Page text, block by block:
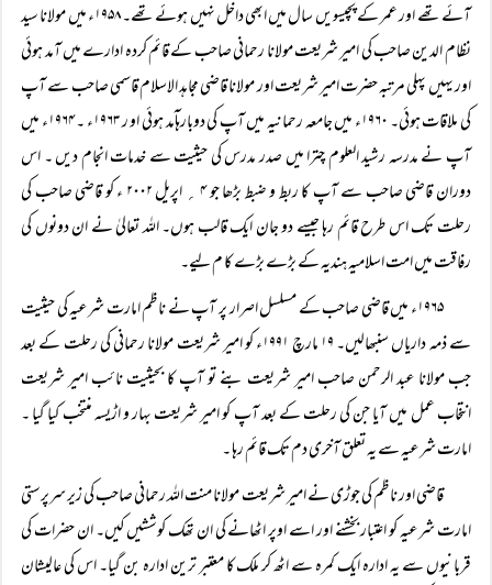
آئے تھے اور عمر کے پچیسویں سال میں ابھی داخل نہیں ہوئے تھے۔ ۱۹۵۸ء میں مولانا سید
نظام الدین صاحب کی امیر شریعت مولانا رحمانی صاحب کے قائم کردہ ادارے میں آمد ہوئی
اور یہیں پہلی مرتبہ حضرت امیر شریعت اور مولانا قاضی مجاہد الاسلام قاسمی صاحب سے آپ
کی ملاقات ہوئی۔ ۱۹۶۰ء میں جامعہ رحمانیہ میں آپ کی دوبارہآمد ہوئی او ر ۱۹۶۳ء ۔ ۱۹۶۴ء میں
آپ نے مدرسہ رشید العلوم چترا میں صدر مدرس کی حیثیت سے خدمات انجام دیں ۔ اس
دوران قاضی صاحب سے آپ کا ربط و ضبط بڑھا جو ۴ ؍ اپریل ۲۰۰۲ ء کو قاضی صاحب کی
رحلت تک اس طرح قائم رہا جیسے دو جان ایک قالب ہوں۔ اللہ تعالیٰ نے ان دونوں کی
رفاقت میں امت اسلامیہ ہندیہ کے بڑے بڑے کا م لیے۔
۱۹۶۵ء میں قاضی صاحب کے مسلسل اصرار پر آپ نے ناظم امارت شرعیہ کی حیثیت
سے ذمہ داریاں سنبھالیں۔ ۱۹ مارچ ۱۹۹۱ء کو امیر شریعت مولانا رحمانی کی رحلت کے بعد
جب مولانا عبد الرحمن صاحب امیر شریعت بنے تو آپ کا بحیثیت نائب امیر شریعت
انتخاب عمل میں آیا جن کی رحلت کے بعد آپ کو امیر شریعت بہار و اڑیسہ منتخب کیا گیا ۔
امارت شرعیہ سے یہ تعلق آخری دم تک قائم رہا ۔
قاضی اور ناظم کی جوڑی نے امیر شریعت مولانا منت اللہ رحمانی صاحب کی زیر سرپرستی
امارت شرعیہ کو اعتبار بخشنے اور اسے اوپر اٹھانے کی ان تھک کوششیں کیں۔ ان حضرات کی
قربانیوں سے یہ ادارہ ایک کمرہ سے اٹھ کر ملک کا معتبر ترین ادارہ بن گیا۔ اس کی عالیشان